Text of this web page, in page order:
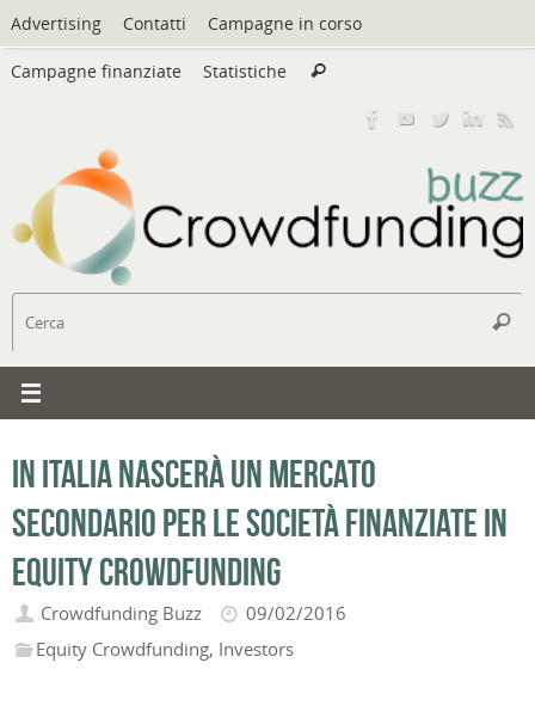
Vai
al
contenuto
Advertising Contatti Campagne in corso
Campagne finanziate Statistiche Cerca
Cerca
In Italia nascerà un mercato
secondario per le società finanziate in
equity crowdfunding
Crowdfunding Buzz
09/02/2016
Equity Crowdfunding, Investors